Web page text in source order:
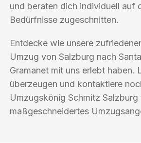
und beraten dich individuell auf
Bedürfnisse zugeschnitten.
Entdecke wie unsere
Umzug von Salzburg nach
Gramanet mit uns erlebt haben.
überzeugen und kontaktiere
Umzugskönig Schmitz Salzburg
maßgeschneidertes